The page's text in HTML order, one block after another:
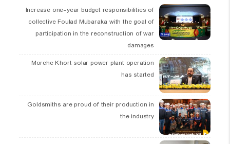
Increase one-year budget responsibilities of
collective Foulad Mubaraka with the goal of
participation in the reconstruction of war
damages
Morche Khort solar power plant operation
has started
Goldsmiths are proud of their production in
the industry